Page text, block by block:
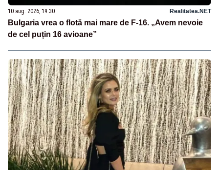
10 aug. 2026, 19:30 Realitatea.NET
Bulgaria vrea o flotă mai mare de F-16. „Avem nevoie
de cel puțin 16 avioane”